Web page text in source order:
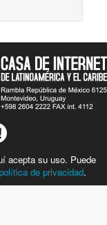
acepta su uso. Puede
de privacidad.